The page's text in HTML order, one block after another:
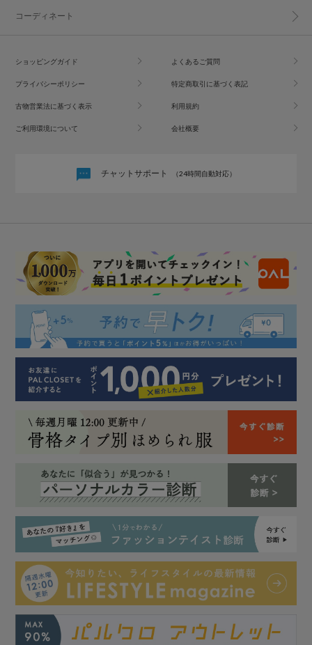
コーディネート
ショッピングガイド よくあるご質問
プライバシーポリシー 特定商取引に基づく表記
古物営業法に基づく表示 利用規約
ご利用環境について 会社概要
チャットサポート （24時間自動対応）